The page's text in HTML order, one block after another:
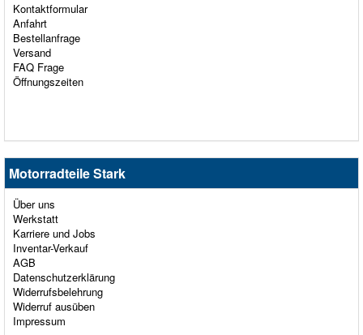
Kontaktformular
Anfahrt
Bestellanfrage
Versand
FAQ Frage
Öffnungszeiten
Motorradteile Stark
Über uns
Werkstatt
Karriere und Jobs
Inventar-Verkauf
AGB
Datenschutzerklärung
Widerrufsbelehrung
Widerruf ausüben
Impressum